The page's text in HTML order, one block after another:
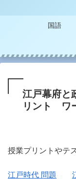
国語
江戸幕府
リント ワ
授業プリントやテ
江戸時代 問題